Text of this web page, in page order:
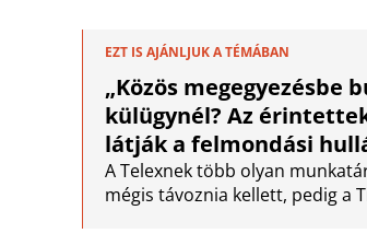
EZT IS AJÁNLJUK A TÉMÁBAN
„Közös megegyezésbe
külügynél? Az
látják a felmondási
A Telexnek több olyan
mégis távoznia kellett, pedig a